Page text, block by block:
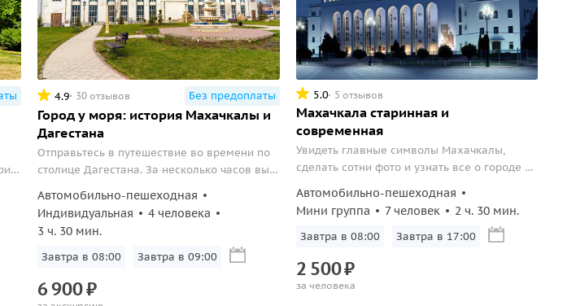
4.9 30 отзывов Без предоплаты
Город у моря: история Махачкалы и
Дагестана
Отправьтесь в путешествие во времени по
столице Дагестана. За несколько часов вы
к месту, где Петр I основал крепость.
Увидите старинные купеческие дома на
тихих улочках, уникальный «дом-корабль» и
величественную мечеть...
Автомобильно-пешеходная
Индивидуальная
4 человека
3 ч. 30 мин.
Завтра в 08:00 Завтра в 09:00
6900₽
5.0 5 отзывов
Махачкала старинная и
современная
Увидеть главные символы Махачкалы,
сделать сотни фото и узнать все о городе —
Автомобильно-пешеходная
Мини группа
7 человек 2 ч. 30 мин.
Завтра в 08:00 Завтра в 17:00
2 500₽
за человека